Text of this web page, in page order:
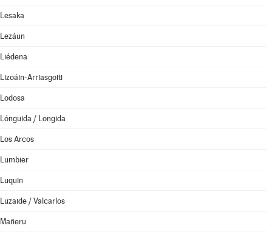
Lesaka
Lezáun
Liédena
Lizoáin-Arriasgoiti
Lodosa
Lónguida / Longida
Los Arcos
Lumbier
Luquin
Luzaide / Valcarlos
Mañeru